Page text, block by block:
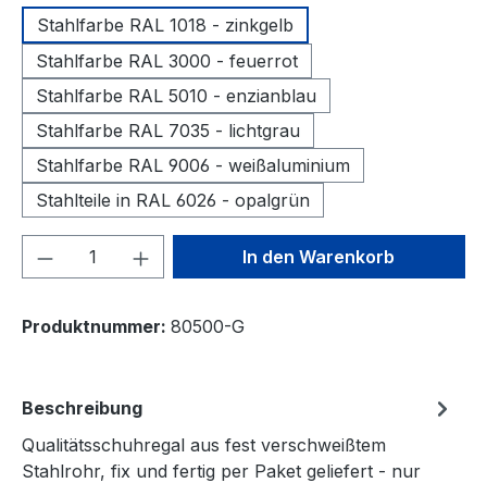
Stahlfarbe RAL 1018 - zinkgelb
Stahlfarbe RAL 3000 - feuerrot
Stahlfarbe RAL 5010 - enzianblau
Stahlfarbe RAL 7035 - lichtgrau
Stahlfarbe RAL 9006 - weißaluminium
Stahlteile in RAL 6026 - opalgrün
Produkt Anzahl: Gib denIn den Warenkorb
Produktnummer: 80500-G
Beschreibung
Qualitätsschuhregal aus fest verschweißtem
Stahlrohr, fix und fertig per Paket geliefert - nur